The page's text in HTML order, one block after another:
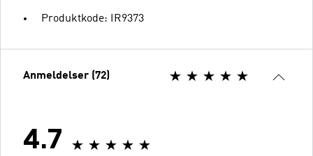
Produktkode: IR9373
Anmeldelser (72)
4.7